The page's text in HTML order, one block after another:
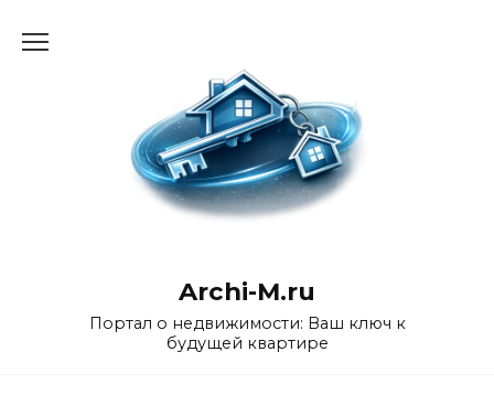
Archi-M.ru
Портал о недвижимости: Ваш ключ к
будущей квартире